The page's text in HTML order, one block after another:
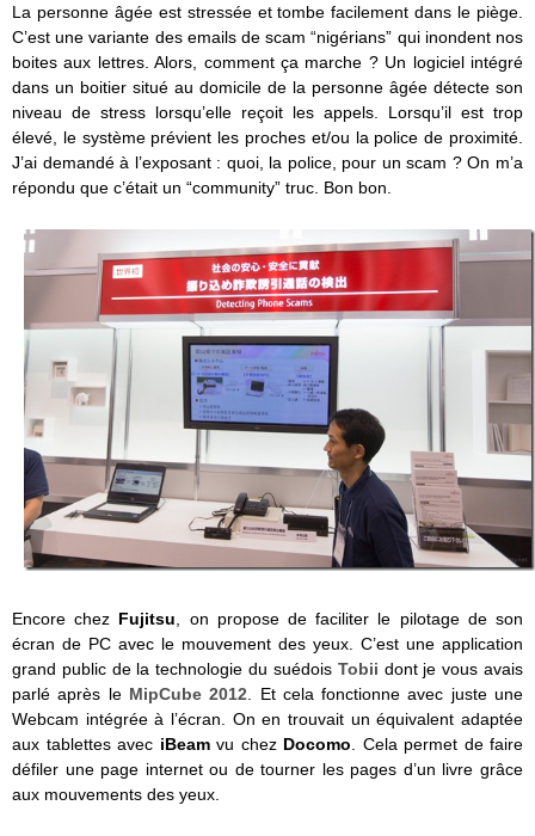
La personne âgée est stressée et tombe facilement dans le piège.
C’est une variante des emails de scam “nigérians” qui inondent nos
boites aux lettres. Alors, comment ça marche ? Un logiciel intégré
dans un boitier situé au domicile de la personne âgée détecte son
niveau de stress lorsqu’elle reçoit les appels. Lorsqu’il est trop
élevé, le système prévient les proches et/ou la police de proximité.
J’ai demandé à l’exposant : quoi, la police, pour un scam ? On m’a
répondu que c’était un “community” truc. Bon bon.
Encore chez Fujitsu , on propose de faciliter le pilotage de son
écran de PC avec le mouvement des yeux. C’est une application
grand public de la technologie du suédois Tobii dont je vous avais
parlé après le MipCube 2012 . Et cela fonctionne avec juste une
Webcam intégrée à l’écran. On en trouvait un équivalent adaptée
aux tablettes avec iBeam vu chez Docomo . Cela permet de faire
défiler une page internet ou de tourner les pages d’un livre grâce
aux mouvements des yeux.